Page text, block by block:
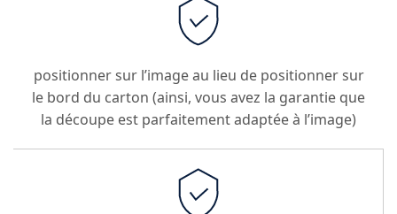
positionner sur l’image au lieu de positionner sur
le bord du carton (ainsi, vous avez la garantie que
la découpe est parfaitement adaptée à l’image)